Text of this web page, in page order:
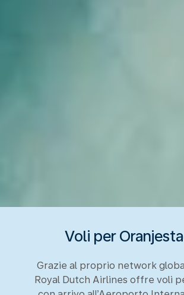
Voli per
Grazie al proprio network
Royal Dutch Airlines offre voli